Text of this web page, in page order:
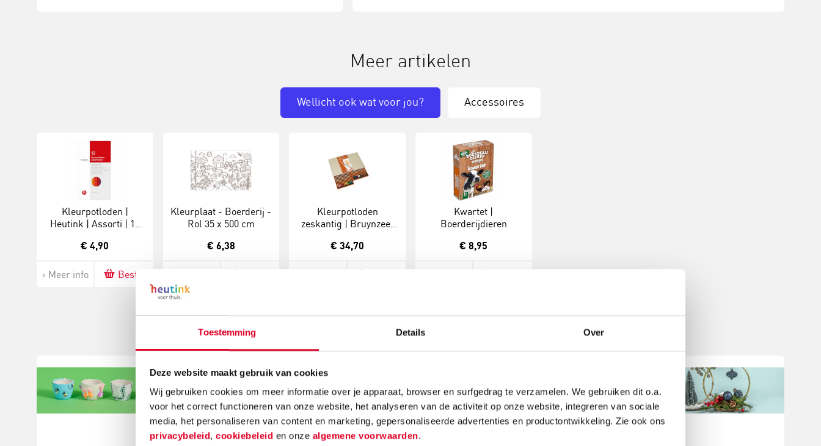
Toestemming Details Over
Deze website maakt gebruik van cookies
Wij gebruiken cookies om meer informatie over je apparaat, browser en surfgedrag te verzamelen. We gebruiken dit o.a.
voor het correct functioneren van onze website, het analyseren van de activiteit op onze website, integreren van sociale
media, het personaliseren van content en marketing, gepersonaliseerde advertenties en productontwikkeling. Zie ook ons
privacybeleid, cookiebeleid en onze algemene voorwaarden.
Meer artikelen
Wellicht ook wat voor jou? Accessoires
Kleurpotloden |
Heutink | Assorti | 12
€ 4,90
Meer info Bestel
Kleurplaat - Boerderij -
Rol 35 x 500 cm
€ 6,38
Kleurpotloden
zeskantig | Bruynzeel
€ 34,70
Kwartet |
Boerderijdieren
€ 8,95
Gerelateerde nieuwsberichten